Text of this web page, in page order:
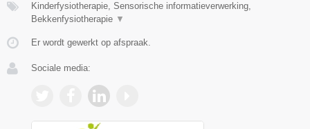
Kinderfysiotherapie, Sensorische informatieverwerking,
Bekkenfysiotherapie ▼
Er wordt gewerkt op afspraak.
Sociale media: